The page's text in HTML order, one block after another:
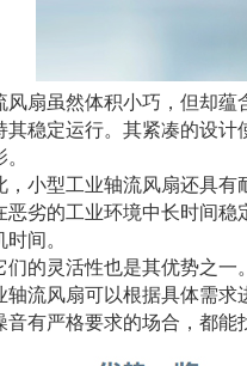
虽然体积小巧，但却蕴
其稳定运行。其紧凑的设
型工业轴流风扇还具有
恶劣的工业环境中长时间
间。
灵活性也是其优势之一
轴流风扇可以根据具体需
音有严格要求的场合，都能